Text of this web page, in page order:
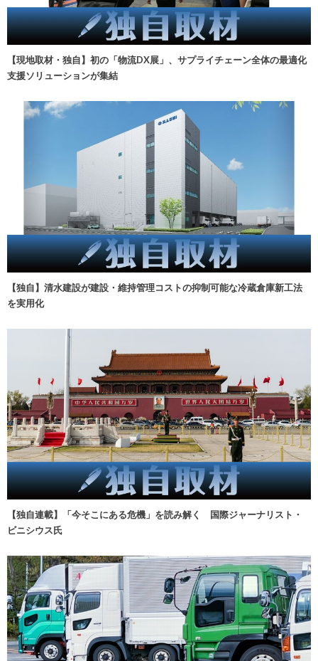
【現地取材・独自】初の「物流DX展」、サプライチェーン全体の最適化
支援ソリューションが集結
【独自】清水建設が建設・維持管理コストの抑制可能な冷蔵倉庫新工法
を実用化
【独自連載】「今そこにある危機」を読み解く 国際ジャーナリスト・
ビニシウス氏